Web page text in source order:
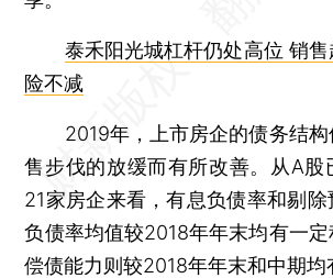
泰禾阳光城杠杆仍处高位 销
险不减
2019年，上市房企的债务结构
售步伐的放缓而有所改善。从A股
21家房企来看，有息负债率和剔
负债率均值较2018年年末均有一
偿债能力则较2018年年末和中期均